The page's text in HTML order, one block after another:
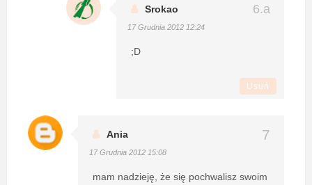
Srokao
17 Grudnia 2012 12:24
;D
Usuń
Ania
17 Grudnia 2012 15:08
mam nadzieję, że się pochwalisz swoim